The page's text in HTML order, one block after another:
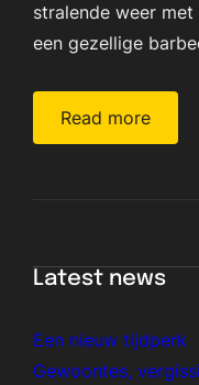
stralende weer
een gezellige
Read more
Latest news
Een nieuw tijdperk
Gewoontes,